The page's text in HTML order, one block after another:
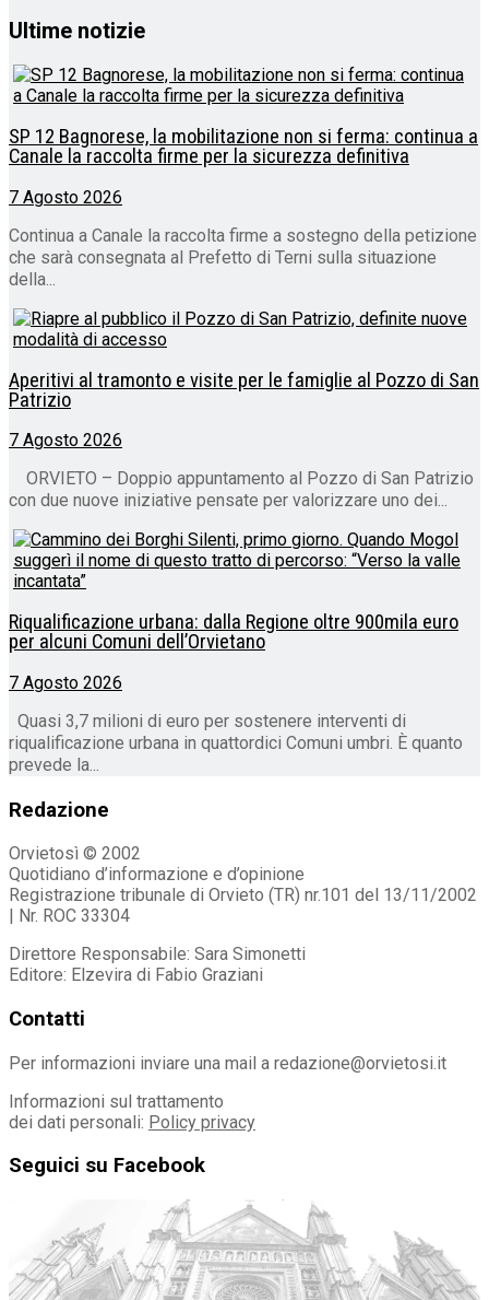
Ultime notizie
SP 12 Bagnorese, la mobilitazione non si ferma: continua a
Canale la raccolta firme per la sicurezza definitiva
7 Agosto 2026
Continua a Canale la raccolta firme a sostegno della petizione
che sarà consegnata al Prefetto di Terni sulla situazione
della...
Aperitivi al tramonto e visite per le famiglie al Pozzo di San
Patrizio
7 Agosto 2026
ORVIETO – Doppio appuntamento al Pozzo di San Patrizio
con due nuove iniziative pensate per valorizzare uno dei...
Riqualificazione urbana: dalla Regione oltre 900mila euro
per alcuni Comuni dell’Orvietano
7 Agosto 2026
Quasi 3,7 milioni di euro per sostenere interventi di
riqualificazione urbana in quattordici Comuni umbri. È quanto
prevede la...
Redazione
Orvietosì © 2002
Quotidiano d’informazione e d’opinione
Registrazione tribunale di Orvieto (TR) nr.101 del 13/11/2002
| Nr. ROC 33304
Direttore Responsabile: Sara Simonetti
Editore: Elzevira di Fabio Graziani
Contatti
Per informazioni inviare una mail a redazione@orvietosi.it
Informazioni sul trattamento
dei dati personali: Policy privacy
Seguici su Facebook